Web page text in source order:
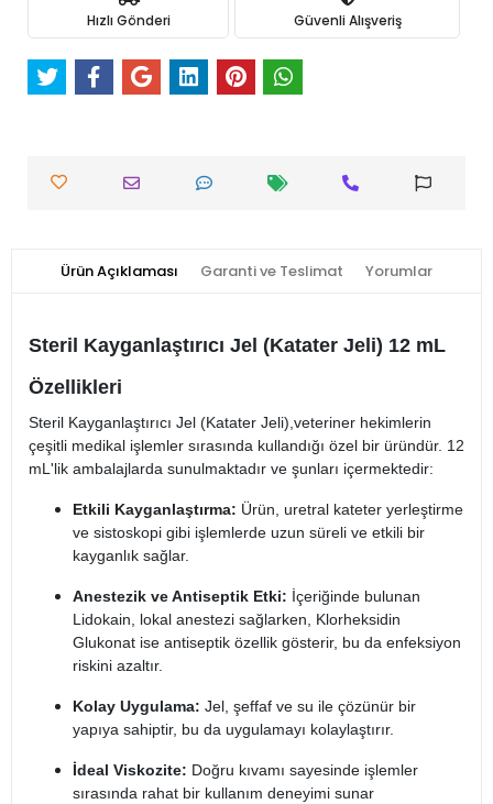
Hızlı Gönderi Güvenli Alışveriş
Ürün Açıklaması Garanti ve Teslimat Yorumlar
Steril Kayganlaştırıcı Jel (Katater Jeli) 12 mL
Özellikleri
Steril Kayganlaştırıcı Jel (Katater Jeli),veteriner hekimlerin
çeşitli medikal işlemler sırasında kullandığı özel bir üründür. 12
mL'lik ambalajlarda sunulmaktadır ve şunları içermektedir:
Etkili Kayganlaştırma: Ürün, uretral kateter yerleştirme
ve sistoskopi gibi işlemlerde uzun süreli ve etkili bir
kayganlık sağlar.
Anestezik ve Antiseptik Etki: İçeriğinde bulunan
Lidokain, lokal anestezi sağlarken, Klorheksidin
Glukonat ise antiseptik özellik gösterir, bu da enfeksiyon
riskini azaltır.
Kolay Uygulama: Jel, şeffaf ve su ile çözünür bir
yapıya sahiptir, bu da uygulamayı kolaylaştırır.
İdeal Viskozite: Doğru kıvamı sayesinde işlemler
sırasında rahat bir kullanım deneyimi sunar​